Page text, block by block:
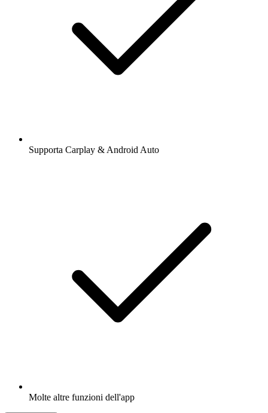
Supporta Carplay & Android Auto
Molte altre funzioni dell'app